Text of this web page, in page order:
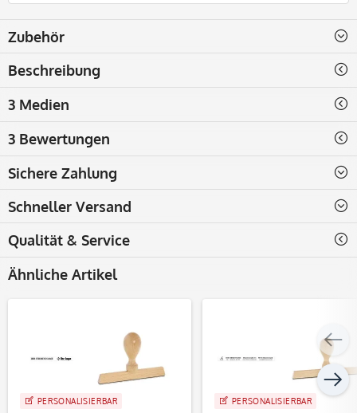
Zubehör
Beschreibung
3 Medien
3 Bewertungen
Sichere Zahlung
Schneller Versand
Qualität & Service
Ähnliche Artikel
PERSONALISIERBAR PERSONALISIERBAR